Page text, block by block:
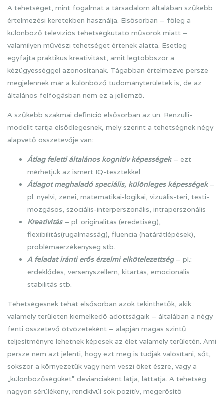
A tehetséget, mint fogalmat a társadalom általában szűkebb
értelmezési keretekben használja. Elsősorban – főleg a
különböző televíziós tehetségkutató műsorok miatt –
valamilyen művészi tehetséget értenek alatta. Esetleg
egyfajta praktikus kreativitást, amit legtöbbször a
kézügyességgel azonosítanak. Tágabban értelmezve persze
megjelennek már a különböző tudományterületek is, de az
általános felfogásban nem ez a jellemző.
A szűkebb szakmai definíció elsősorban az un. Renzulli-
modellt tartja elsődlegesnek, mely szerint a tehetségnek négy
alapvető összetevője van:
Átlag feletti általános kognitív képességek– ezt
mérhetjük az ismert IQ-tesztekkel
Átlagot meghaladó speciális, különleges képességek–
pl. nyelvi, zenei, matematikai-logikai, vizuális-téri, testi-
mozgásos, szociális-interperszonális, intraperszonális
Kreativitás– pl. originalitás (eredetiség),
flexibilitás(rugalmasság), fluencia (határátlépések),
problémaérzékenység stb.
A feladat iránti erős érzelmi elkötelezettség– pl.:
érdeklődés, versenyszellem, kitartás, emocionális
stabilitás stb.
Tehetségesnek tehát elsősorban azok tekinthetők, akik
valamely területen kiemelkedő adottságaik – általában a négy
fenti összetevő ötvözeteként – alapján magas szintű
teljesítményre lehetnek képesek az élet valamely területén. Ami
persze nem azt jelenti, hogy ezt meg is tudják valósítani, sőt,
sokszor a környezetük vagy nem veszi őket észre, vagy a
„különbözőségüket” devianciaként látja, láttatja. A tehetség
nagyon sérülékeny, rendkívül sok pozitív, megerősítő